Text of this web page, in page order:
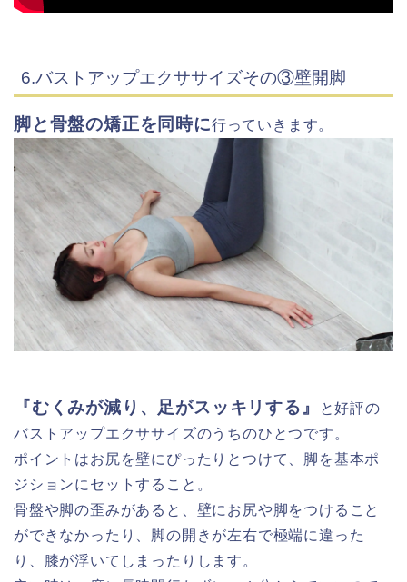
6.バストアップエクササイズその③壁開脚
脚と骨盤の矯正を同時に行っていきます。
『むくみが減り、足がスッキリする』
と好評の
バストアップエクササイズのうちのひとつです。
ポイントはお尻を壁にぴったりとつけて、脚を基本ポ
ジションにセットすること。
骨盤や脚の歪みがあると、壁にお尻や脚をつけること
ができなかったり、脚の開きが左右で極端に違った
り、膝が浮いてしまったりします。